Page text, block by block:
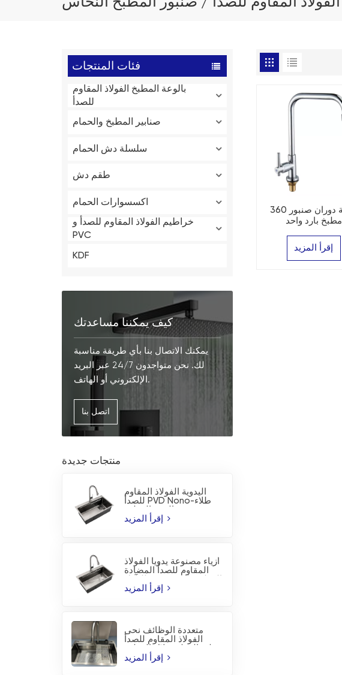
فئات المنتجات
بالوعة المطبخ الفولاذ المقاوم
للصدأ
صنابير المطبخ والحمام
سلسلة دش الحمام
طقم دش
اكسسوارات الحمام
خراطيم الفولاذ المقاوم للصدأ و
PVC
KDF
كيف يمكننا مساعدتك
يمكنك الاتصال بنا بأي طريقة مناسبة
لك. نحن متواجدون 24/7 عبر البريد
الإلكتروني أو الهاتف.
اتصل بنا
منتجات جديدة
اليدوية الفولاذ المقاوم
للصدأ PVD Nono-طلاء
أزياء مصنوعة يدويا الفولاذ
المقاوم للصدأ المضادة
متعددة الوظائف نحى
الفولاذ المقاوم للصدأ
بالوعة
360 درجة دوران صنبور
مطبخ بارد واحد
إقرأ المزيد